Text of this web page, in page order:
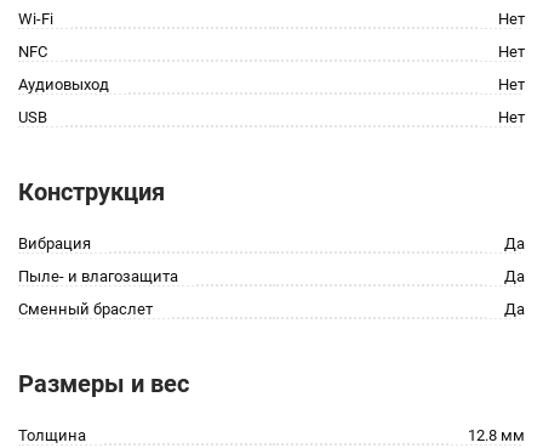
Wi-Fi
Нет
NFC
Нет
Аудиовыход
Нет
USB
Нет
Конструкция
Вибрация
Да
Пыле- и влагозащита
Да
Сменный браслет
Да
Размеры и вес
Толщина
12.8 мм